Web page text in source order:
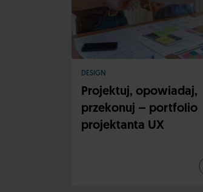
DESIGN
Projektuj, opowiadaj,
przekonuj – portfolio
projektanta UX